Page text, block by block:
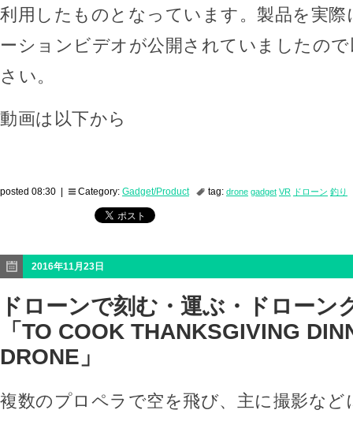
利用したものとなっています。製品を実
ーションビデオが公開されていましたの
さい。
動画は以下から
posted 08:30 | Category: Gadget/Product tag: drone gadget VR ドローン 釣り
2016年11月23日
ドローンで刻む・運ぶ・ドローン
「TO COOK THANKSGIVING
DRONE」
複数のプロペラで空を飛び、主に撮影な